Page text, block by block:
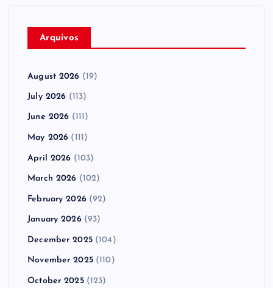
Arquivos
August 2026 (19)
July 2026 (113)
June 2026 (111)
May 2026 (111)
April 2026 (103)
March 2026 (102)
February 2026(92)
January 2026(93)
December 2025(104)
November 2025(110)
October 2025(123)